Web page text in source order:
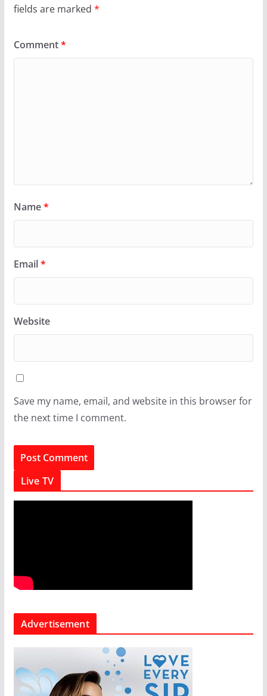
fields are marked *
Comment*
Name*
Email*
Website
Save my name, email, and website in this browser for
the next time I comment.
Live TV
Advertisement